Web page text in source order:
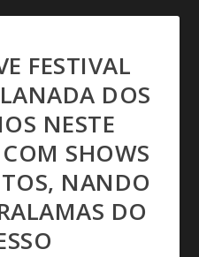
FESTIVAL
DOS
NESTE
SHOWS
NANDO
DO